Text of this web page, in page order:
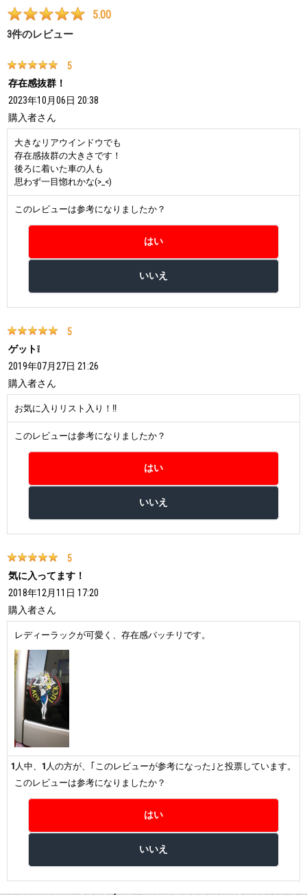
5.00
3件のレビュー
5
存在感抜群！
2023年10月06日 20:38
購入者さん
大きなリアウインドウでも
存在感抜群の大きさです！
後ろに着いた車の人も
思わず一目惚れかな(>_<)
このレビューは参考になりましたか？
5
ゲット❕
2019年07月27日 21:26
購入者さん
お気に入りリスト入り！‼️
このレビューは参考になりましたか？
5
気に入ってます！
2018年12月11日 17:20
購入者さん
レディーラックが可愛く、存在感バッチリです。
1 人中、 1 人の方が、｢このレビューが参考になった｣と投票しています。
このレビューは参考になりましたか？